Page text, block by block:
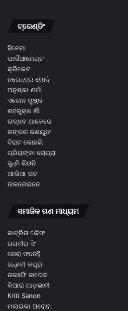
ଟ୍ରେଣ୍ଡିଂ
ସିନେମା
ପାର୍ଲିଆମେଣ୍ଟ
କ୍ରିକେଟ
ନରେନ୍ଦ୍ର ମୋଦି
ଅନୁଷ୍କା ଶର୍ମା
ଏଲୋନ ମୁଷ୍କ
ଶହରୁକ୍ଷ ଖାଁ
ଉଦ୍ଧବ ଥାକେରେ
କଙ୍ଗନା ରଣୟୁତଂ
ବିରାଟ କୋହଲି
ପ୍ରିୟଙ୍କା ଚୋପ୍ରା
ସୁନ୍ନି ଲିଓନି
ଆଲିଆ ଭଟ
ଉକରେଇନେ
ସମାଜିକ ଗଣ ମାଧ୍ୟମ
କାଟ୍ରିନା କୈଫ
ରଣବୀର ସିଂ
ନୋରା ଫତେହି
ଜନ୍ହବୀ କପୂର
ଉରଃଫି ଜାଭେଦ
କିଆରା ଆଡ଼ଭାନୀ
Kriti Sanon
ମଲାଇକା ଅରୋରା